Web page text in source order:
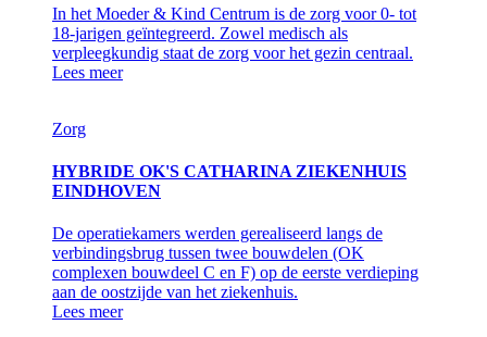
In het Moeder & Kind Centrum is de zorg voor 0- tot
18-jarigen geïntegreerd. Zowel medisch als
verpleegkundig staat de zorg voor het gezin centraal.
Lees meer
Zorg
HYBRIDE OK'S CATHARINA ZIEKENHUIS
EINDHOVEN
De operatiekamers werden gerealiseerd langs de
verbindingsbrug tussen twee bouwdelen (OK
complexen bouwdeel C en F) op de eerste verdieping
aan de oostzijde van het ziekenhuis.
Lees meer